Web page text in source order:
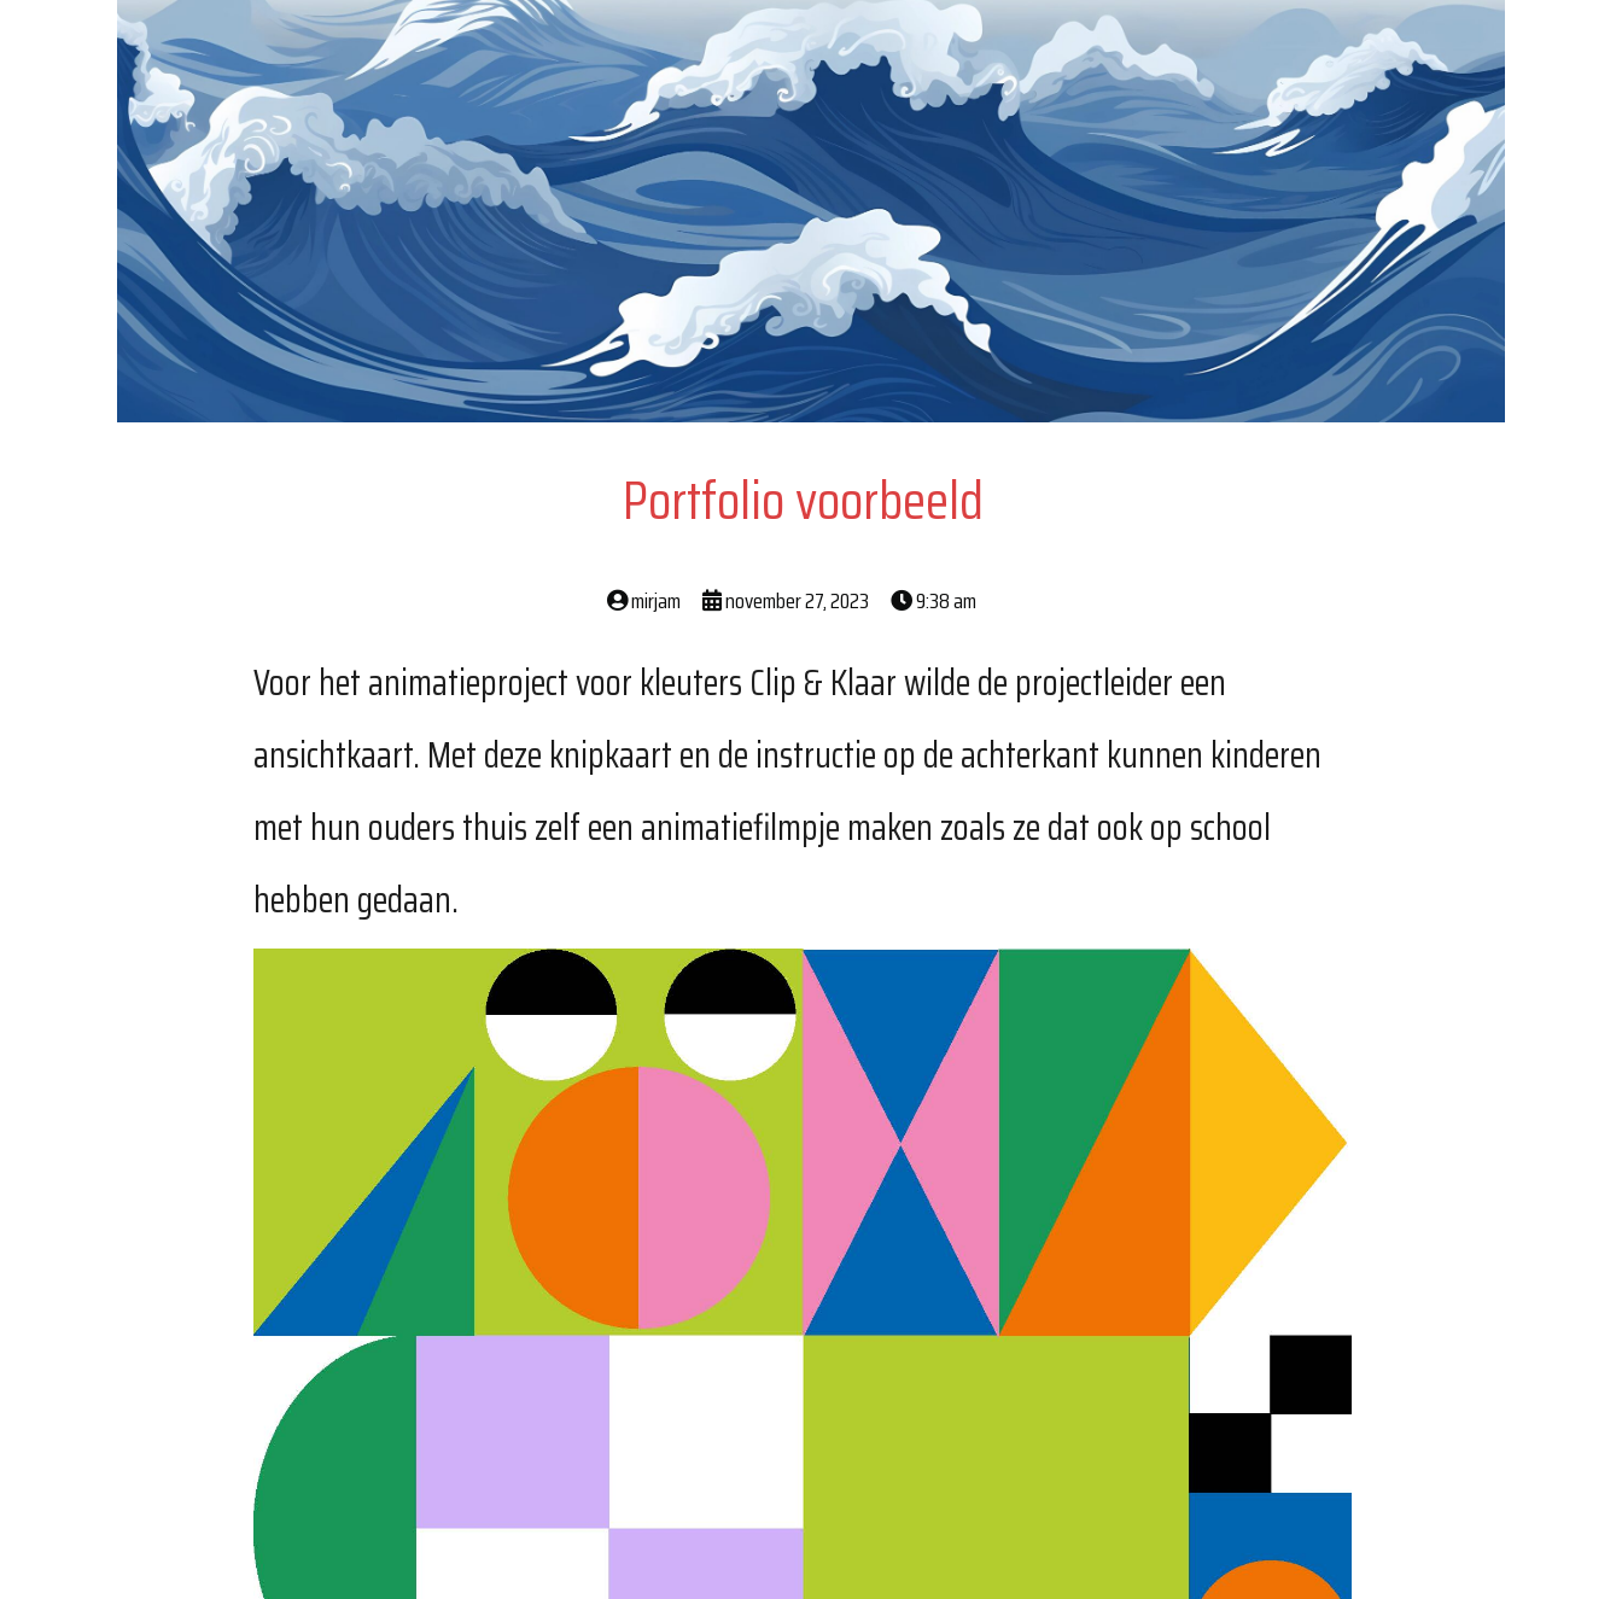
Portfolio voorbeeld
mirjam november 27, 2023 9:38 am
Voor het animatieproject voor kleuters Clip & Klaar wilde de projectleider een
ansichtkaart. Met deze knipkaart en de instructie op de achterkant kunnen kinderen
met hun ouders thuis zelf een animatiefilmpje maken zoals ze dat ook op school
hebben gedaan.